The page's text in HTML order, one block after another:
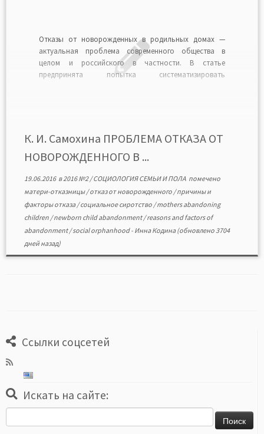
Отказы от новорожденных в родильных домах —
актуальная проблема современного общества в
целом и российского в частности. В статье
предпринята попытка систематизировать
медицины, психологии, социологии, философии, он
остается […]
К. И. Самохина ПРОБЛЕМА ОТКАЗА ОТ
НОВОРОЖДЕННОГО В ...
19.06.2016в2016 №2/СОЦИОЛОГИЯ СЕМЬИ И ПОЛА помечено
матери-отказницы/отказ от новорожденного /причины и
факторы отказа/социальное сиротство /mothers abandoning
children /newborn child abandonment/reasons and factors of
abandonment/social orphanhood- Инна Кодина(обновлено 3704
дней назад)
Ссылки соцсетей
Искать на сайте: